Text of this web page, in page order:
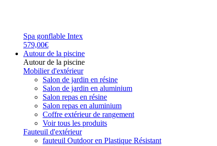
Spa gonflable Intex
579,00€
Autour de la piscine
Autour de la piscine
Mobilier d'extérieur
Salon de jardin en résine
Salon de jardin en aluminium
Salon repas en résine
Salon repas en aluminium
Coffre extérieur de rangement
Voir tous les produits
Fauteuil d'extérieur
fauteuil Outdoor en Plastique Résistant